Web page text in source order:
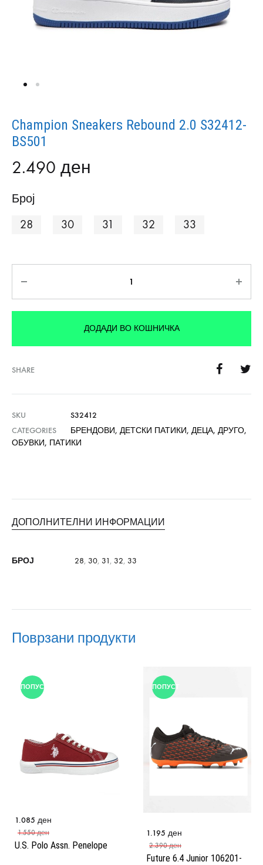
Champion Sneakers Rebound 2.0 S32412-
BS501
2.490 ден
Број
28
30 31 32 33
ДОДАДИ ВО КОШНИЧКА
SHARE
SKU
S32412
CATEGORIES
БРЕНДОВИ, ДЕТСКИ ПАТИКИ, ДЕЦА, ДРУГО,
ОБУВКИ, ПАТИКИ
ДОПОЛНИТЕЛНИ ИНФОРМАЦИИ
БРОЈ 28, 30, 31, 32, 33
Поврзани продукти
ПОПУСТ
U.S. Polo Assn. Penelope
1.085 ден
1.550ден
ПОПУСТ
Future 6.4 Junior 106201-
1.195 ден
2.390ден